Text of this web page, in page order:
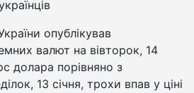
опублікував
валют на вівторок, 14
долара порівняно з
13 січня, трохи впав у ціні